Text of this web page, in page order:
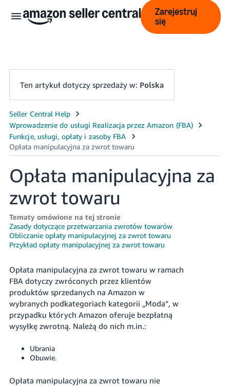
Polski
中
文
-
English
- GB
Polski
- PL
Zaloguj
Zarejestruj
Zarejestruj
się
Ten artykuł dotyczy sprzedaży w: Polska
Opłata manipulacyjna za
zwrot towaru
Tematy omówione na tej stronie
Zasady dotyczące przetwarzania zwrotów towarów
Obliczanie opłaty manipulacyjnej za zwrot towaru
Przykład opłaty manipulacyjnej za zwrot towaru
Opłata manipulacyjna za zwrot towaru w ramach
FBA dotyczy zwróconych przez klientów
produktów sprzedanych na Amazon w
wybranych podkategoriach kategorii „Moda”, w
przypadku których Amazon oferuje bezpłatną
wysyłkę zwrotną. Należą do nich m.in.:
Ubrania
Obuwie.
Opłata manipulacyjna za zwrot towaru nie